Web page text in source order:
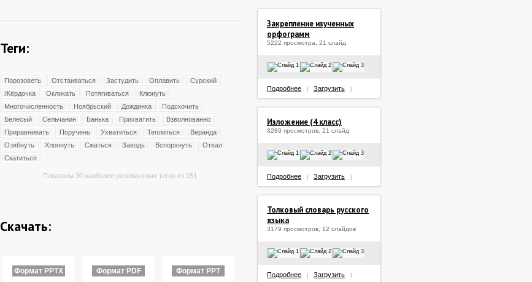
Теги:
Порозоветь Отстаиваться Застудить Оплавить
Сурский
Жёрдочка
Окликать Потягиваться
Клюнуть
Многочисленность
Ноябрьский Дождинка
Подскочить
Белесый
Сельчанин Банька Прихватить
Взволнованно
Приравнивать
Поручень Ухватиться Теплиться
Веранда
Озябнуть
Хлопнуть Сжаться Заводь Вспорхнуть
Отвал
Скатиться
Показаны 30 наиболее релевантных тегов из 151
Скачать:
Формат PPTX Формат PDF Формат PPT
Закрепление изученных
орфограмм
5222 просмотра, 21 слайд
Подробнее Загрузить
Изложение (4 класс)
3289 просмотров, 21 слайд
Подробнее Загрузить
Толковый словарь русского
языка
3179 просмотров, 12 слайдов
Подробнее Загрузить